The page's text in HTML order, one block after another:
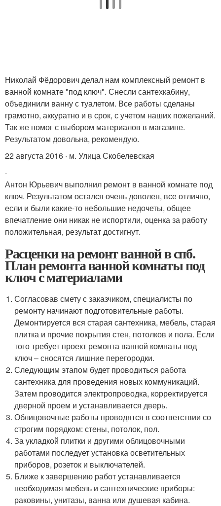
Николай Фёдорович делал нам комплексный ремонт в
ванной комнате "под ключ". Снесли сантехкабину,
объединили ванну с туалетом. Все работы сделаны
грамотно, аккуратно и в срок, с учетом наших пожеланий.
Так же помог с выбором материалов в магазине.
Результатом довольна, рекомендую.
22 августа 2016 · м. Улица Скобелевская
·
Антон Юрьевич выполнил ремонт в ванной комнате под
ключ. Результатом остался очень доволен, все отлично,
если и были какие-то небольшие недочеты, общее
впечатление они никак не испортили, оценка за работу
положительная, результат достигнут.
Расценки на ремонт ванной в спб.
План ремонта ванной комнаты под
ключ с материалами
Согласовав смету с заказчиком, специалисты по
ремонту начинают подготовительные работы.
Демонтируется вся старая сантехника, мебель, старая
плитка и прочие покрытия стен, потолков и пола. Если
того требует проект ремонта ванной комнаты под
ключ – сносятся лишние перегородки.
Следующим этапом будет проводиться работа
сантехника для проведения новых коммуникаций.
Затем проводится электропроводка, корректируется
дверной проем и устанавливается дверь.
Облицовочные работы проводятся в соответствии со
строгим порядком: стены, потолок, пол.
За укладкой плитки и другими облицовочными
работами последует установка осветительных
приборов, розеток и выключателей.
Ближе к завершению работ устанавливается
необходимая мебель и сантехнические приборы:
раковины, унитазы, ванна или душевая кабина.